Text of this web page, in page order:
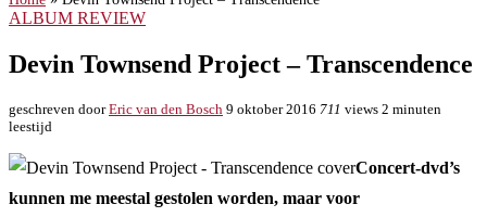
ALBUM REVIEW
Devin Townsend Project – Transcendence
geschreven doorEric van den Bosch 9 oktober 2016 711 views 2 minuten
leestijd
Concert-dvd’s
kunnen me meestal gestolen worden, maar voor